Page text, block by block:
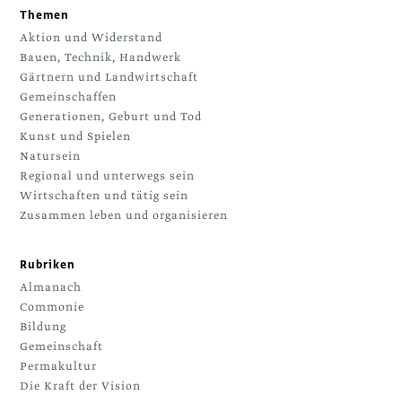
Themen
Aktion und Widerstand
Bauen, Technik, Handwerk
Gärtnern und Landwirtschaft
Gemeinschaffen
Generationen, Geburt und Tod
Kunst und Spielen
Natursein
Regional und unterwegs sein
Wirtschaften und tätig sein
Zusammen leben und organisieren
Rubriken
Almanach
Commonie
Bildung
Gemeinschaft
Permakultur
Die Kraft der Vision